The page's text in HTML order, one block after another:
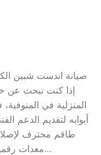
صيانة اندست شبين
إذا كنت تبحث عن
المنزلية في
أبوابه لتقديم الدعم
طاقم محترف
معدات رقمية متطورة لتحديد الأعطال بدقة. التواصل…